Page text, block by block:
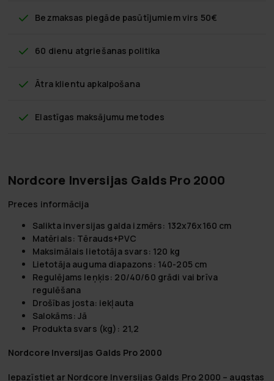
Bezmaksas piegāde pasūtījumiem virs 50€
60 dienu atgriešanas politika
Ātra klientu apkalpošana
Elastīgas maksājumu metodes
Nordcore Inversijas Galds Pro 2000
Preces informācija
Salikta inversijas galda izmērs: 132x76x160 cm
Matērials: Tērauds+PVC
Maksimālais lietotāja svars: 120 kg
Lietotāja auguma diapazons: 140-205 cm
Regulējams leņķis: 20/40/60 grādi vai brīva
regulēšana
Drošības josta: iekļauta
Salokāms: Jā
Produkta svars (kg): 21,2
Nordcore Inversijas Galds Pro 2000
Iepazīstiet ar Nordcore Inversijas Galds Pro 2000 – augstas